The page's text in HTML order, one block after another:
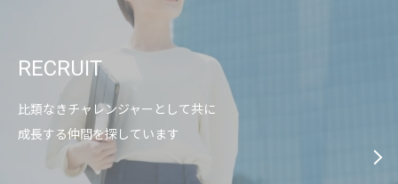
RECRUIT
比類なきチャレンジャーとして共に
成長する仲間を探しています